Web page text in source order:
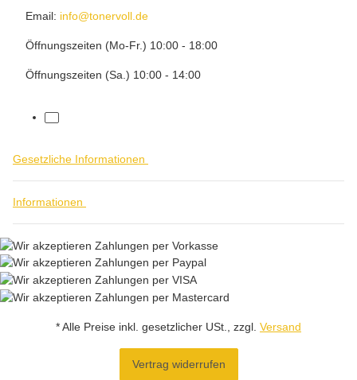
Email: info@tonervoll.de
Öffnungszeiten (Mo-Fr.) 10:00 - 18:00
Öffnungszeiten (Sa.) 10:00 - 14:00
facebook
Gesetzliche Informationen
Informationen
* Alle Preise inkl. gesetzlicher USt., zzgl. Versand
Vertrag widerrufen